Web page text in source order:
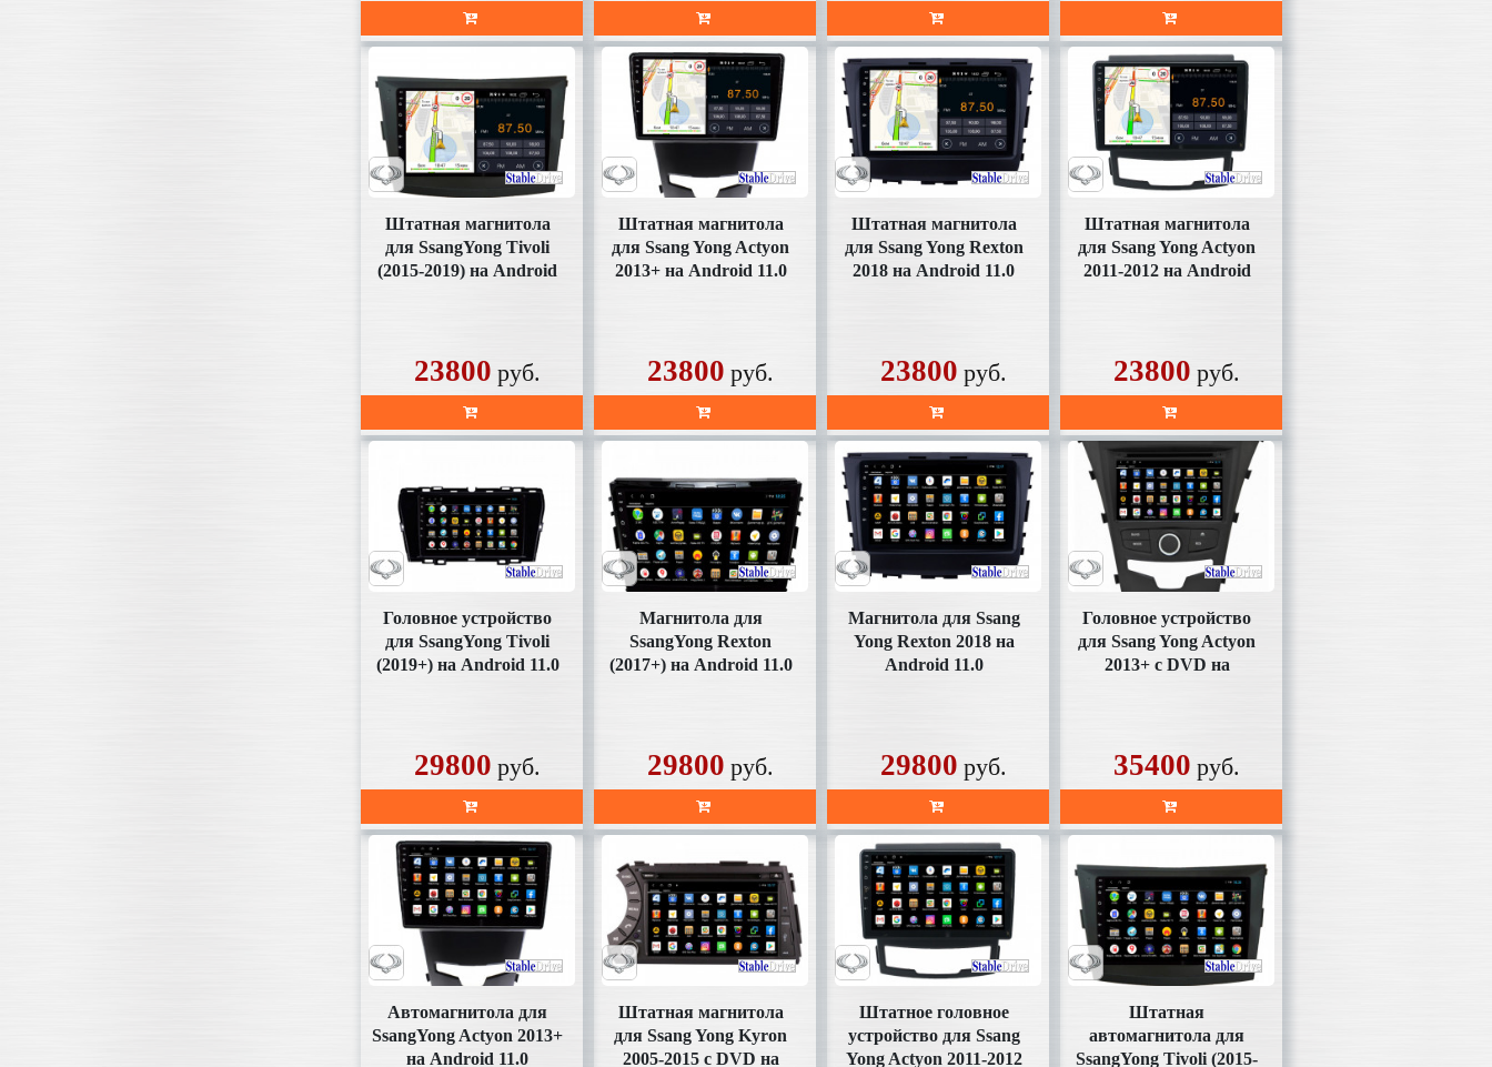
Штатная магнитола
для SsangYong Tivoli
(2015-2019) на Android
23800 руб.
Штатная магнитола
для Ssang Yong Actyon
2013+ на Android 11.0
23800 руб.
Штатная магнитола
для Ssang Yong Rexton
2018 на Android 11.0
23800 руб.
Штатная магнитола
для Ssang Yong Actyon
2011-2012 на Android
23800 руб.
Головное устройство
для SsangYong Tivoli
(2019+) на Android 11.0
29800 руб.
Магнитола для
SsangYong Rexton
(2017+) на Android 11.0
29800 руб.
Магнитола для Ssang
Yong Rexton 2018 на
Android 11.0
29800 руб.
Головное устройство
для Ssang Yong Actyon
2013+ с DVD на
35400 руб.
Автомагнитола для
SsangYong Actyon 2013+
на Android 11.0
Штатная магнитола
для Ssang Yong Kyron
2005-2015 c DVD на
Штатное головное
устройство для Ssang
Yong Actyon 2011-2012
Штатная
автомагнитола для
SsangYong Tivoli (2015-